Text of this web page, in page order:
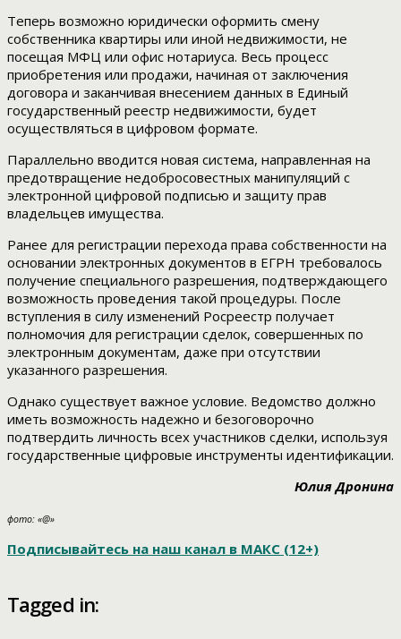
Теперь возможно юридически оформить смену
собственника квартиры или иной недвижимости, не
посещая МФЦ или офис нотариуса. Весь процесс
приобретения или продажи, начиная от заключения
договора и заканчивая внесением данных в Единый
государственный реестр недвижимости, будет
осуществляться в цифровом формате.
Параллельно вводится новая система, направленная на
предотвращение недобросовестных манипуляций с
электронной цифровой подписью и защиту прав
владельцев имущества.
Ранее для регистрации перехода права собственности на
основании электронных документов в ЕГРН требовалось
получение специального разрешения, подтверждающего
возможность проведения такой процедуры. После
вступления в силу изменений Росреестр получает
полномочия для регистрации сделок, совершенных по
электронным документам, даже при отсутствии
указанного разрешения.
Однако существует важное условие. Ведомство должно
иметь возможность надежно и безоговорочно
подтвердить личность всех участников сделки, используя
государственные цифровые инструменты идентификации.
Юлия Дронина
фото: «@»
Подписывайтесь на наш канал в МАКС (12+)
Tagged in: